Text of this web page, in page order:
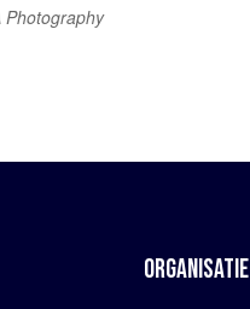
Photography
ORGANISATIE